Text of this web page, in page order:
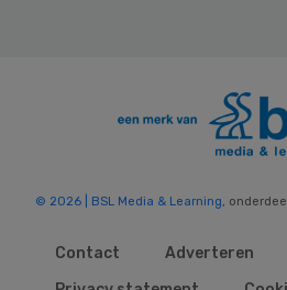
© 2026 | BSL Media & Learning,
Contact
Adverteren